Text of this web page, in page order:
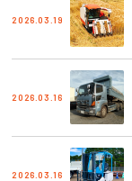
2026.03.19
2026.03.16
2026.03.16